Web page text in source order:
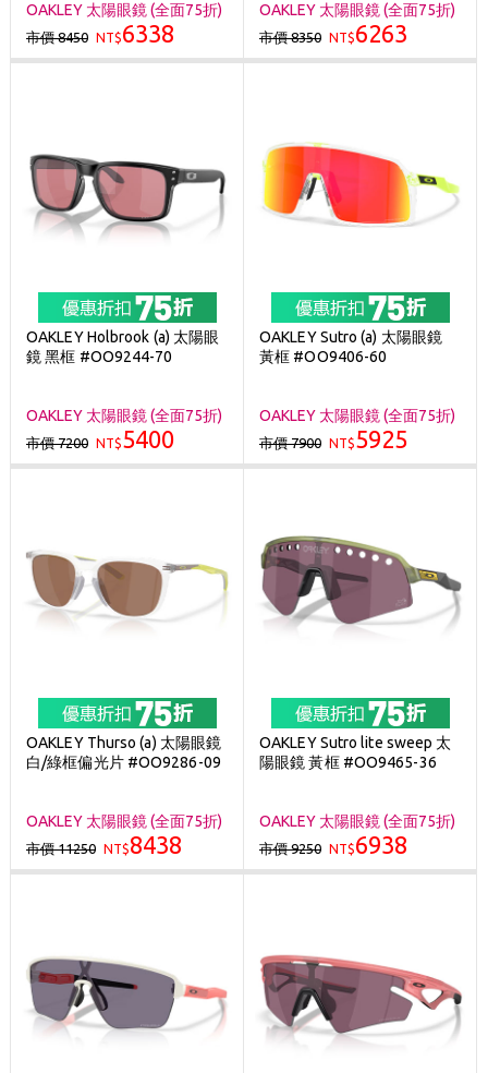
OAKLEY 太陽眼鏡 (全面75折)
市價 8450 NT$6338
OAKLEY 太陽眼鏡 (全面75折)
市價 8350 NT$6263
OAKLEY Holbrook (a) 太陽眼
鏡 黑框 #OO9244-70
OAKLEY 太陽眼鏡 (全面75折)
市價 7200 NT$5400
OAKLEY Sutro (a) 太陽眼鏡
黃框 #OO9406-60
OAKLEY 太陽眼鏡 (全面75折)
市價 7900 NT$5925
OAKLEY Thurso (a) 太陽眼鏡
白/綠框偏光片 #OO9286-09
OAKLEY 太陽眼鏡 (全面75折)
市價 11250 NT$8438
OAKLEY Sutro lite sweep 太
陽眼鏡 黃框 #OO9465-36
OAKLEY 太陽眼鏡 (全面75折)
市價 9250 NT$6938